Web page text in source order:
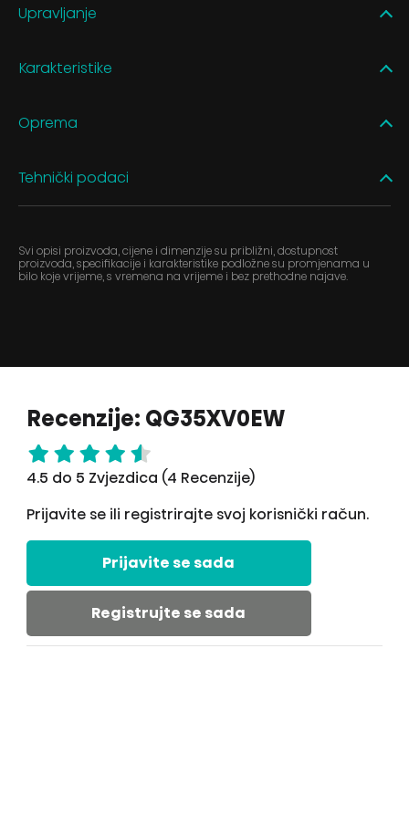
Upravljanje
Karakteristike
Oprema
Tehnički podaci
Svi opisi proizvoda, cijene i dimenzije su približni, dostupnost
proizvoda, specifikacije i karakteristike podložne su promjenama u
bilo koje vrijeme, s vremena na vrijeme i bez prethodne najave.
Recenzije: QG35XV0EW
4.5 do 5 Zvjezdica (4 Recenzije)
Prijavite se ili registrirajte svoj korisnički račun.
Prijavite se sada
Registrujte se sada